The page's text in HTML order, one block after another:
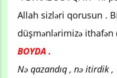
Allah sizləri qorusun .
düşmənlərimizə ithafən
BOYDA .
Nə qazandıq , nə itirdik ,